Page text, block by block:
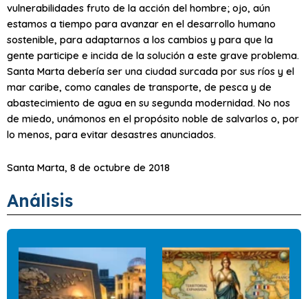
vulnerabilidades fruto de la acción del hombre; ojo, aún
estamos a tiempo para avanzar en el desarrollo humano
sostenible, para adaptarnos a los cambios y para que la
gente participe e incida de la solución a este grave problema.
Santa Marta debería ser una ciudad surcada por sus ríos y el
mar caribe, como canales de transporte, de pesca y de
abastecimiento de agua en su segunda modernidad. No nos
de miedo, unámonos en el propósito noble de salvarlos o, por
lo menos, para evitar desastres anunciados.
Santa Marta, 8 de octubre de 2018
Análisis